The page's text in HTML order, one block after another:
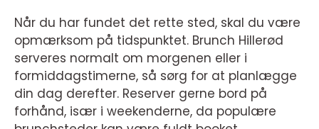
Når du har fundet det rette sted, skal du være
opmærksom på tidspunktet. Brunch Hillerød
serveres normalt om morgenen eller i
formiddagstimerne, så sørg for at planlægge
din dag derefter. Reserver gerne bord på
forhånd, især i weekenderne, da populære